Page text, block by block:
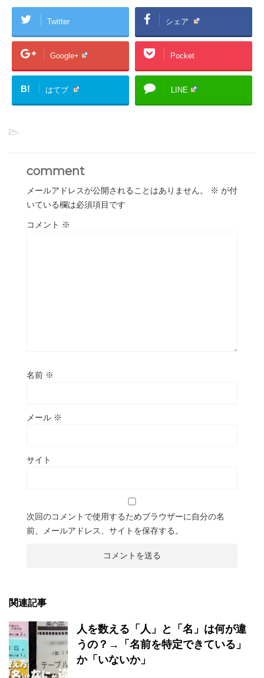
Twitter シェア
Google+ Pocket
B! はてブ LINE
-
comment
メールアドレスが公開されることはありません。 ※ が付
いている欄は必須項目です
コメント ※
名前 ※
メール ※
サイト
次回のコメントで使用するためブラウザーに自分の名
前、メールアドレス、サイトを保存する。
関連記事
人を数える「人」と「名」は何が違
うの？→「名前を特定できている」
か「いないか」